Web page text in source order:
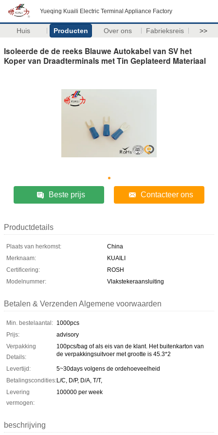
Yueqing Kuaili Electric Terminal Appliance Factory
Huis Producten Over ons Fabrieksreis >>
Isoleerde de de reeks Blauwe Autokabel van SV het
Koper van Draadterminals met Tin Geplateerd Materiaal
Beste prijs Contacteer ons
Productdetails
Plaats van herkomst:
China
Merknaam:
KUAILI
Certificering:
ROSH
Modelnummer:
Vlakstekeraansluiting
Betalen & Verzenden Algemene voorwaarden
Min. bestelaantal: 1000pcs
Prijs:
advisory
Verpakking
Details:
100pcs/bag of als eis van de klant. Het buitenkarton van
de verpakkingsuitvoer met grootte is 45.3*2
Levertijd:
5~30days volgens de ordehoeveelheid
Betalingscondities:L/C, D/P, D/A, T/T,
Levering
vermogen:
100000 per week
beschrijving